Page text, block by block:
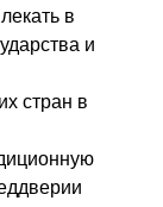
в
и
стран в